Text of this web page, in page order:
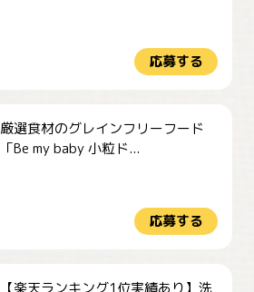
応募する
厳選食材のグレインフリーフード
「Be my baby 小粒ド...
応募する
【楽天ランキング1位実績あり】洗